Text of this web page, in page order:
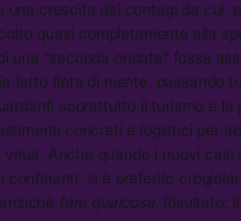
crescita dei contagi da cui,
quasi completamente alla
una “seconda ondata” fosse
fatto finta di niente, passando
soprattutto il turismo e la
concreti e logistici per
Anche quando i nuovi casi
confinanti, si è preferito
fare qualcosa. Risultato: